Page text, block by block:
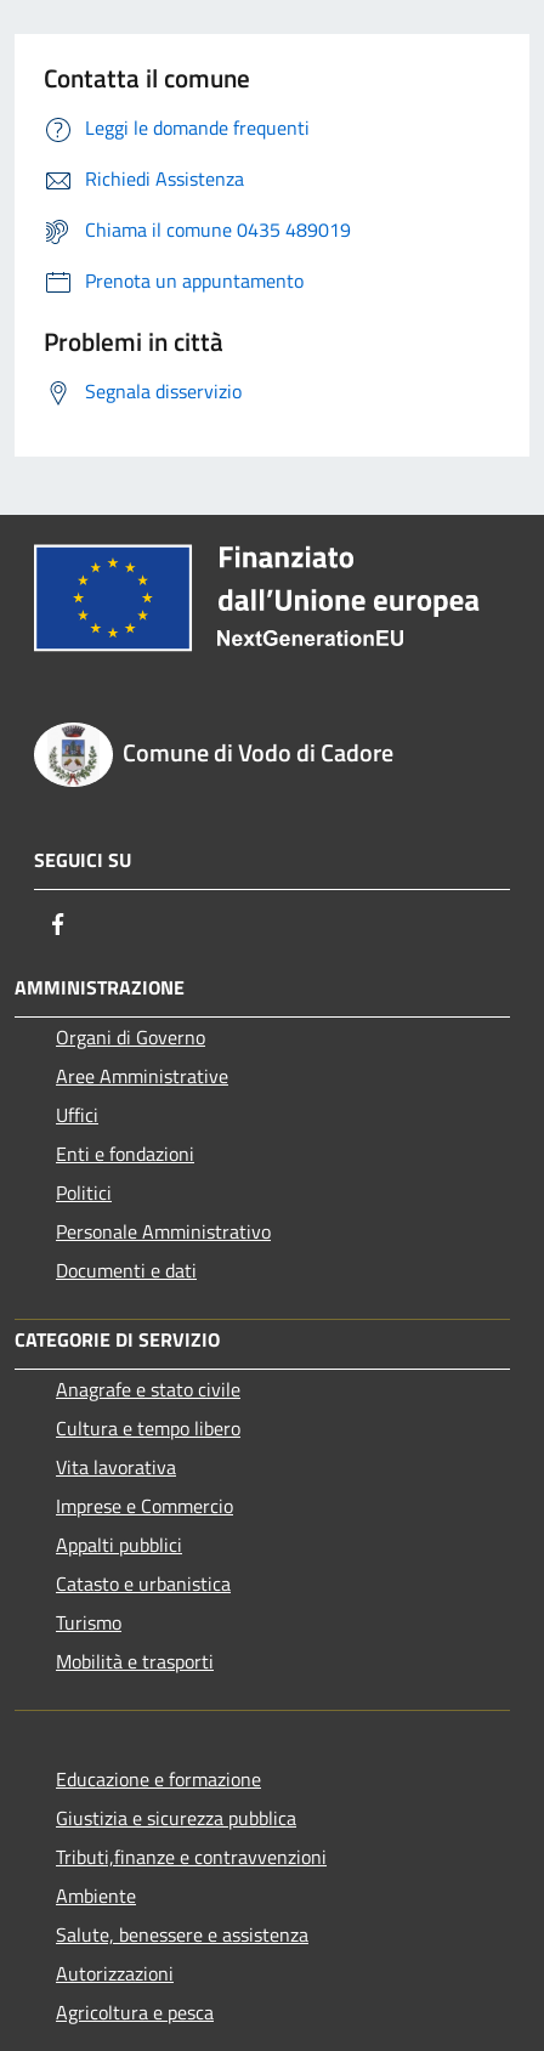
Contatta il comune
Leggi le domande frequenti
Richiedi Assistenza
Chiama il comune 0435 489019
Prenota un appuntamento
Problemi in città
Segnala disservizio
Comune di Vodo di Cadore
SEGUICI SU
AMMINISTRAZIONE
Organi di Governo
Aree Amministrative
Uffici
Enti e fondazioni
Politici
Personale Amministrativo
Documenti e dati
CATEGORIE DI SERVIZIO
Anagrafe e stato civile
Cultura e tempo libero
Vita lavorativa
Imprese e Commercio
Appalti pubblici
Catasto e urbanistica
Turismo
Mobilità e trasporti
Educazione e formazione
Giustizia e sicurezza pubblica
Tributi,finanze e contravvenzioni
Ambiente
Salute, benessere e assistenza
Autorizzazioni
Agricoltura e pesca